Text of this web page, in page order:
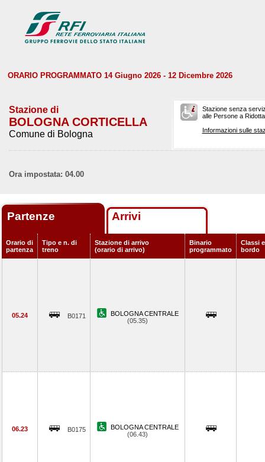
ORARIO PROGRAMMATO 14 Giugno 2026 - 12 Dicembre 2026
Stazione di
BOLOGNA CORTICELLA
Comune di Bologna
Stazione senza
alle Persone a
Informazioni sulle
Ora impostata: 04.00
Partenze Arrivi
Orario di
partenza
Tipo e n. di
treno
Stazione di arrivo
(orario di arrivo)
Binario
programmato
Classi
bordo
05.24 B0171
BOLOGNA CENTRALE
(05.35)
06.23 B0175
BOLOGNA CENTRALE
(06.43)